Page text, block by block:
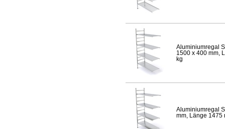
Aluminiumregal
1500 x 400 mm,
kg
Aluminiumregal
mm, Länge 1475